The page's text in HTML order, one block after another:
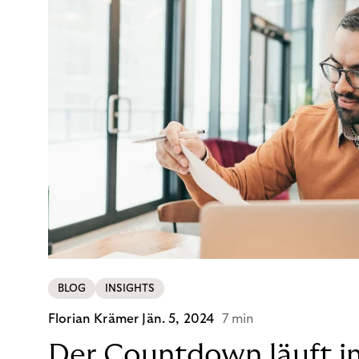
BLOG INSIGHTS
Florian Krämer Jän. 5, 2024 7 min